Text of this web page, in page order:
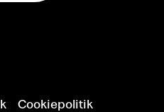
Cookiepolitik